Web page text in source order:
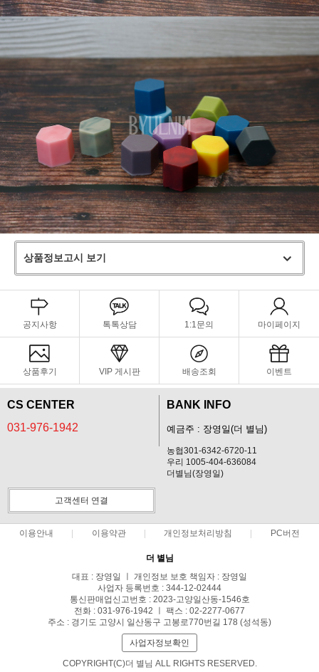
상품정보고시 보기
공지사항 톡톡상담 1:1문의 마이페이지
상품후기 VIP 게시판 배송조회 이벤트
CS CENTER
031-976-1942
BANK INFO
예금주 : 장영일(더 별님)
농협301-6342-6720-11
우리 1005-404-636084
더별님(장영일)
고객센터 연결
이용안내 이용약관 개인정보처리방침 PC버전
더 별님
대표 : 장영일 ㅣ 개인정보 보호 책임자 : 장영일
사업자 등록번호 : 344-12-02444
통신판매업신고번호 : 2023-고양일산동-1546호
전화 : 031-976-1942 ㅣ 팩스 : 02-2277-0677
주소 : 경기도 고양시 일산동구 고봉로770번길 178 (성석동)
사업자정보확인
COPYRIGHT(C)더 별님 ALL RIGHTS RESERVED.